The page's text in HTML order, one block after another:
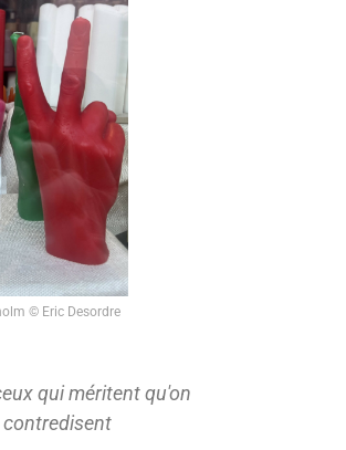
© Eric Desordre
qui méritent qu'on
contredisent